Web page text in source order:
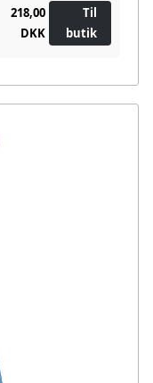
218,00
DKK
Til
butik